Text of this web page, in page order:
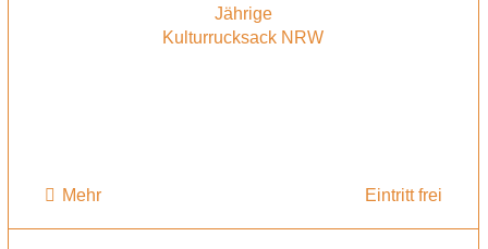
Jährige
Kulturrucksack NRW
Mehr Eintritt frei